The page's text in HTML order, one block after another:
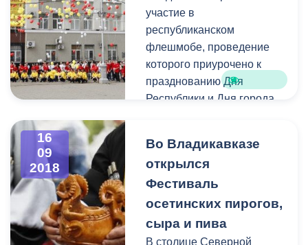
участие в
республиканском
флешмобе, проведение
которого приурочено к
празднованию Дня
Республики и Дня города
16
09
2018
Во Владикавказе
открылся
Фестиваль
осетинских пирогов,
сыра и пива
В столице Северной